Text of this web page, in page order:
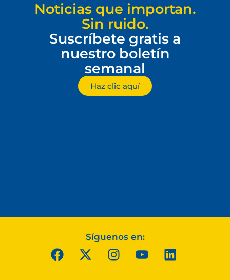
Noticias que importan.
Sin ruido.
Suscríbete gratis a
nuestro boletín
semanal
Haz clic aquí
Síguenos en: